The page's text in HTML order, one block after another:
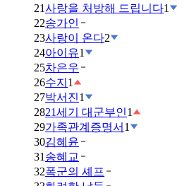
21사랑을 처방해 드립니다1
22송가인
23사랑이 온다2
24아이유1
25차은우
26수지 1
27박서진1
2821세기 대군부인1
29가족관계증명서 1
30김혜윤
31 송혜교
32폭군의 셰프